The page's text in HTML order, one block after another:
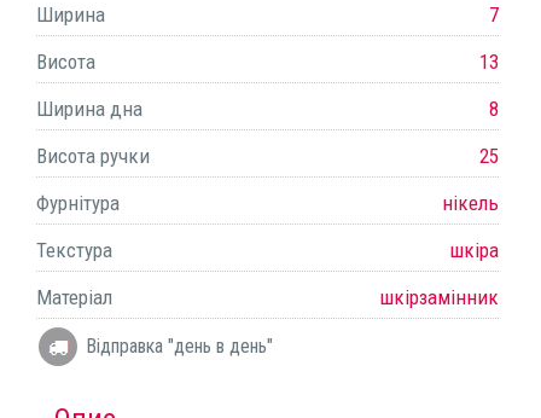
Ширина
7
Висота
13
Ширина дна
8
Висота ручки
25
Фурнітура
нікель
Текстура
шкіра
Матеріал
шкірзамінник
Відправка "день в день"